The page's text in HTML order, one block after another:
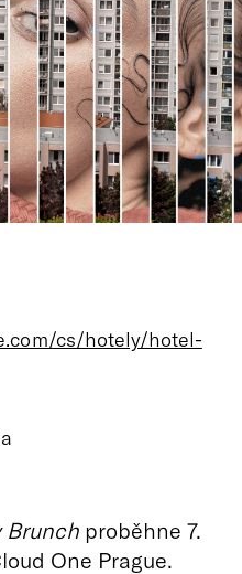
cs/hotely/hotel-
Brunch proběhne 7.
One Prague.